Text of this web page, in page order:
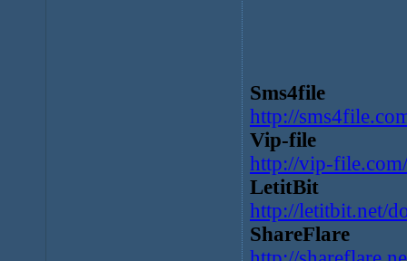
Sms4file
http://
Vip-file
http://vip-
LetitBit
http://letitbit.net/
ShareFlare